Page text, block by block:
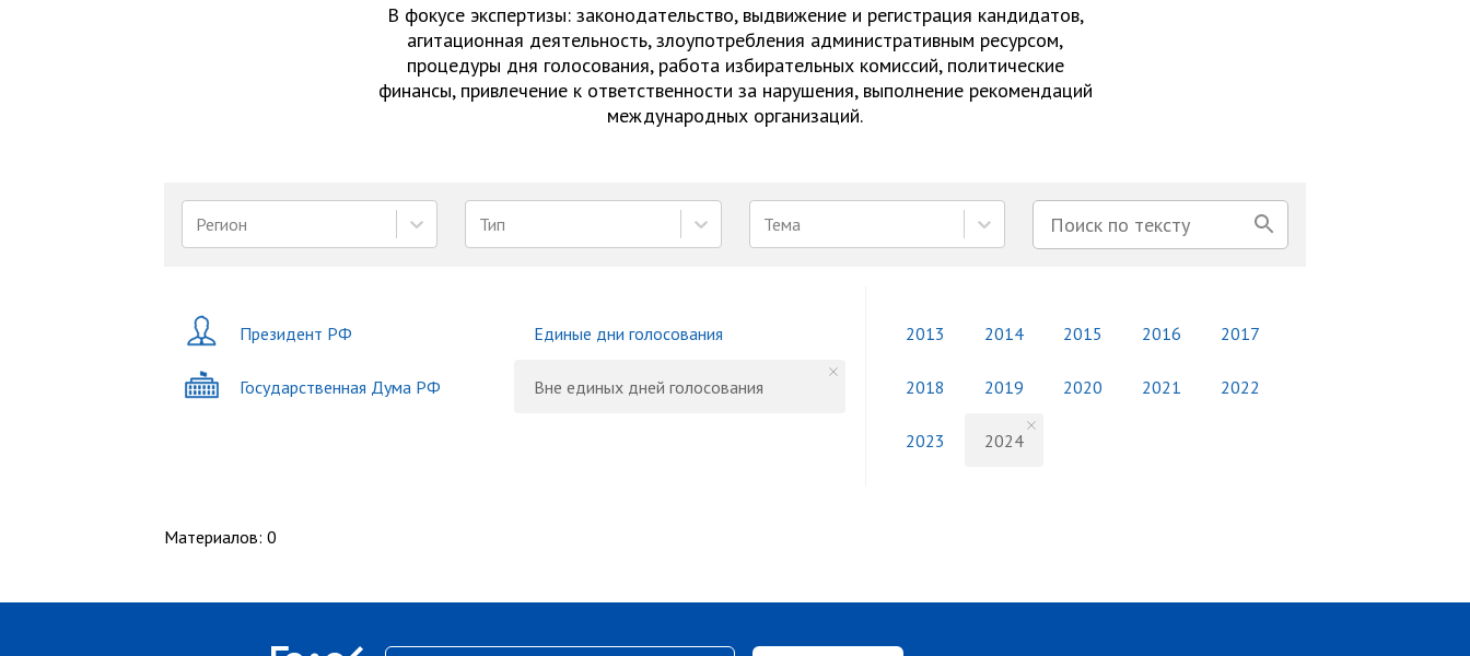
В фокусе экспертизы: законодательство, выдвижение и регистрация кандидатов,
агитационная деятельность, злоупотребления административным ресурсом,
процедуры дня голосования, работа избирательных комиссий, политические
финансы, привлечение к ответственности за нарушения, выполнение рекомендаций
международных организаций.
Регион Тип Тема
Президент РФ
Государственная Дума РФ
Единые дни голосования
Вне единых дней голосования
2013 2014 2015 2016 2017
2018 2019 2020 2021 2022
2023 2024
Материалов: 0